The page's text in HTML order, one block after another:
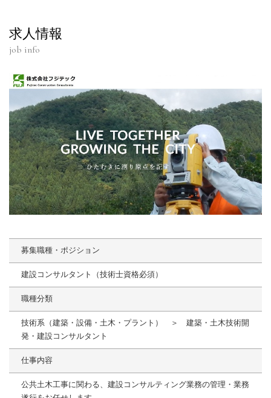
求人情報
job info
募集職種・ポジション
建設コンサルタント（技術士資格必須）
職種分類
技術系（建築・設備・土木・プラント） ＞ 建築・土木技術開
発・建設コンサルタント
仕事内容
公共土木工事に関わる、建設コンサルティング業務の管理・業務